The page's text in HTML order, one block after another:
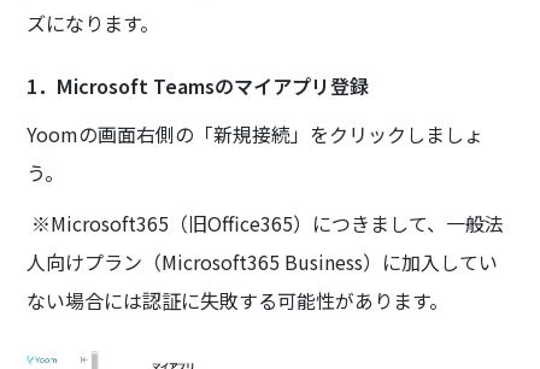
ズになります。
1．Microsoft Teamsのマイアプリ登録
Yoomの画面右側の「新規接続」をクリックしましょ
う。
※Microsoft365（旧Office365）につきまして、一般法
人向けプラン（Microsoft365 Business）に加入してい
ない場合には認証に失敗する可能性があります。